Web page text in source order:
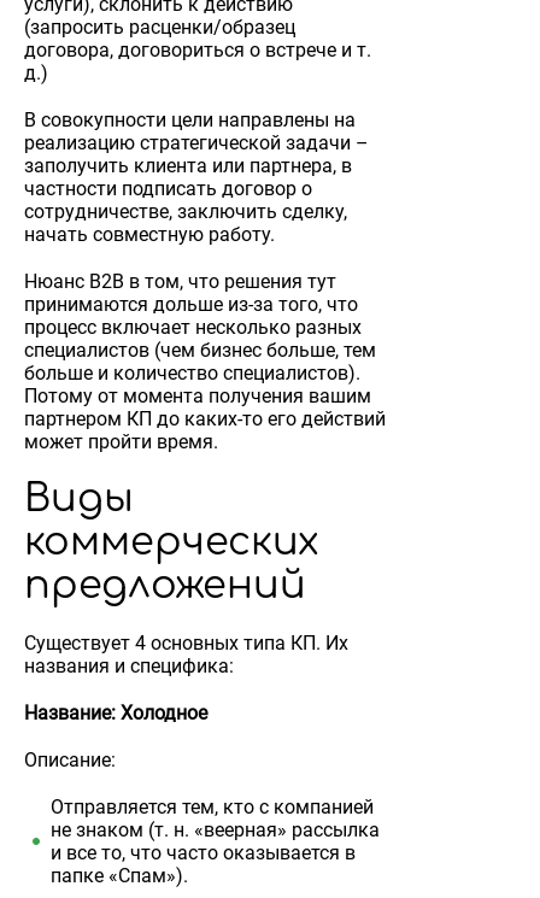
(запросить расценки/образец
договора, договориться о встрече и т.
д.)
В совокупности цели направлены на
реализацию стратегической задачи –
заполучить клиента или партнера, в
частности подписать договор о
сотрудничестве, заключить сделку,
начать совместную работу.
Нюанс B2B в том, что решения тут
принимаются дольше из-за того, что
процесс включает несколько разных
специалистов (чем бизнес больше, тем
больше и количество специалистов).
Потому от момента получения вашим
партнером КП до каких-то его действий
может пройти время.
Виды
коммерческих
предложений
Существует 4 основных типа КП. Их
названия и специфика:
Название: Холодное
Описание:
Отправляется тем, кто с компанией
не знаком (т. н. «веерная» рассылка
и все то, что часто оказывается в
папке «Спам»).